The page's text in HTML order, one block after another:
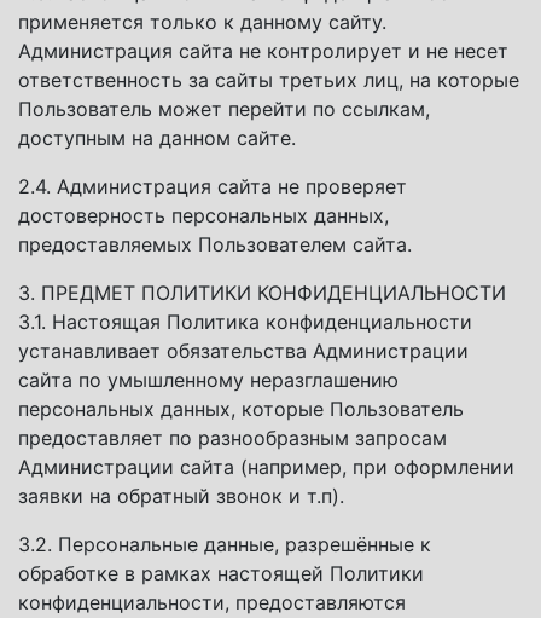
применяется только к данному сайту.
Администрация сайта не контролирует и не несет
ответственность за сайты третьих лиц, на которые
Пользователь может перейти по ссылкам,
доступным на данном сайте.
2.4. Администрация сайта не проверяет
достоверность персональных данных,
предоставляемых Пользователем сайта.
3. ПРЕДМЕТ ПОЛИТИКИ КОНФИДЕНЦИАЛЬНОСТИ
3.1. Настоящая Политика конфиденциальности
устанавливает обязательства Администрации
сайта по умышленному неразглашению
персональных данных, которые Пользователь
предоставляет по разнообразным запросам
Администрации сайта (например, при оформлении
заявки на обратный звонок и т.п).
3.2. Персональные данные, разрешённые к
обработке в рамках настоящей Политики
конфиденциальности, предоставляются